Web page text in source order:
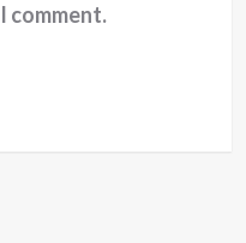
comment.